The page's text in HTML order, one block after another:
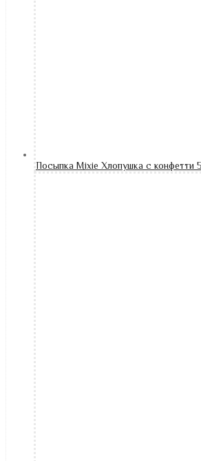
Посыпка Mixie Хлопушка с конфетти